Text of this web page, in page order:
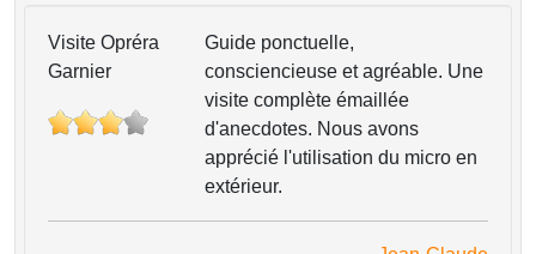
Visite Opréra
Garnier
Guide ponctuelle,
consciencieuse et agréable. Une
visite complète émaillée
d'anecdotes. Nous avons
apprécié l'utilisation du micro en
extérieur.